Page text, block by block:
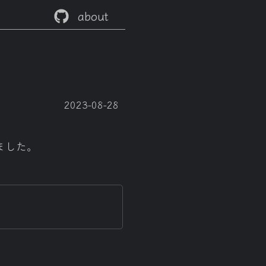
about
2023-08-28
た。